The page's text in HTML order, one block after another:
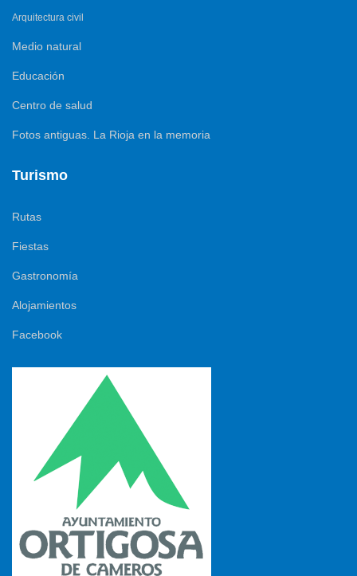
Arquitectura civil
Medio natural
Educación
Centro de salud
Fotos antiguas. La Rioja en la memoria
Turismo
Rutas
Fiestas
Gastronomía
Alojamientos
Facebook